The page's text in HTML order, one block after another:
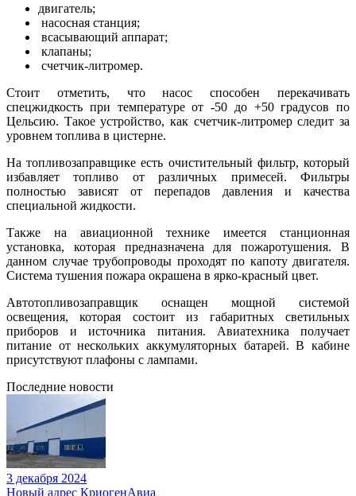
двигатель;
насосная станция;
всасывающий аппарат;
клапаны;
счетчик-литромер.
Стоит отметить, что насос способен перекачивать
спецжидкость при температуре от -50 до +50 градусов по
Цельсию. Такое устройство, как счетчик-литромер следит за
уровнем топлива в цистерне.
На топливозаправщике есть очистительный фильтр, который
избавляет топливо от различных примесей. Фильтры
полностью зависят от перепадов давления и качества
специальной жидкости.
Также на авиационной технике имеется станционная
установка, которая предназначена для пожаротушения. В
данном случае трубопроводы проходят по капоту двигателя.
Система тушения пожара окрашена в ярко-красный цвет.
Автотопливозаправщик оснащен мощной системой
освещения, которая состоит из габаритных светильных
приборов и источника питания. Авиатехника получает
питание от нескольких аккумуляторных батарей. В кабине
присутствуют плафоны с лампами.
Последние новости
3 декабря 2024
Новый адрес КриогенАвиа